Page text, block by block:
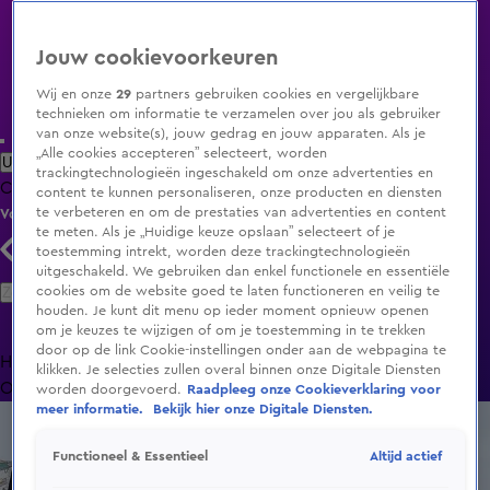
Uitzending Gemist Populaire programma's Zenders Genres
ClipsFilmsRadioSmart TV inlogShop
Volg KIJK
Zoeken
HomeUitzending Gemist Programma's De Bondgenoten
OranjezomerLivestreamsShop
Jouw cookievoorkeuren
Wij en onze29 partners gebruiken cookies en vergelijkbare
technieken om informatie te verzamelen over jou als gebruiker
van onze website(s), jouw gedrag en jouw apparaten. Als je
„Alle cookies accepteren” selecteert, worden
trackingtechnologieën ingeschakeld om onze advertenties en
content te kunnen personaliseren, onze producten en diensten
te verbeteren en om de prestaties van advertenties en content
te meten. Als je „Huidige keuze opslaan” selecteert of je
toestemming intrekt, worden deze trackingtechnologieën
uitgeschakeld. We gebruiken dan enkel functionele en essentiële
cookies om de website goed te laten functioneren en veilig te
houden. Je kunt dit menu op ieder moment opnieuw openen
om je keuzes te wijzigen of om je toestemming in te trekken
door op de link Cookie-instellingen onder aan de webpagina te
klikken. Je selecties zullen overal binnen onze Digitale Diensten
worden doorgevoerd.
Raadpleeg onze Cookieverklaring voor
meer informatie.
Bekijk hier onze Digitale Diensten.
Functioneel & Essentieel Altijd actief